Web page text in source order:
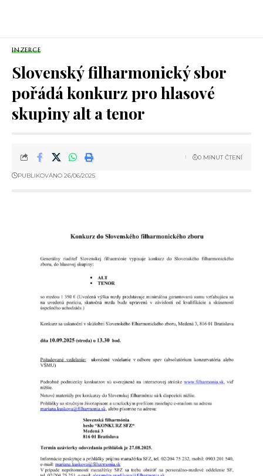
INZERCE
Slovenský filharmonický sbor
pořádá konkurz pro hlasové
skupiny alt a tenor
PUBLIKOVÁNO 26/06/2025
0 MINUT ČTENÍ